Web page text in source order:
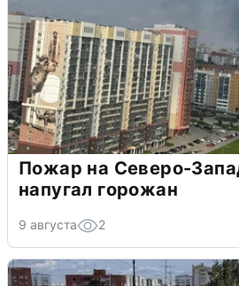
Пожар на Северо-
напугал горожан
9 августа 2